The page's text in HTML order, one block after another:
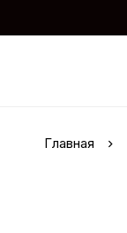
Главная